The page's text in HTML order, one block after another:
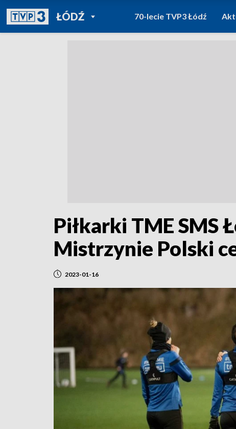
ŁÓDŹPOWRÓT DO
TVP REGIONY
70-lecie TVP3 Łódź
Piłkarki TME SMS
Mistrzynie Polski
2023-01-16